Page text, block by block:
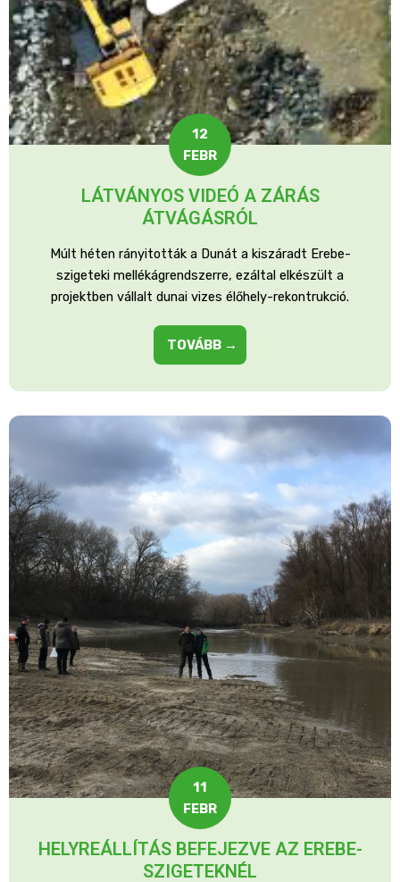
12
FEBR
LÁTVÁNYOS VIDEÓ A ZÁRÁS
ÁTVÁGÁSRÓL
Múlt héten rányitották a Dunát a kiszáradt Erebe-
szigeteki mellékágrendszerre, ezáltal elkészült a
projektben vállalt dunai vizes élőhely-rekontrukció.
TOVÁBB →
11
FEBR
HELYREÁLLÍTÁS BEFEJEZVE AZ EREBE-
SZIGETEKNÉL